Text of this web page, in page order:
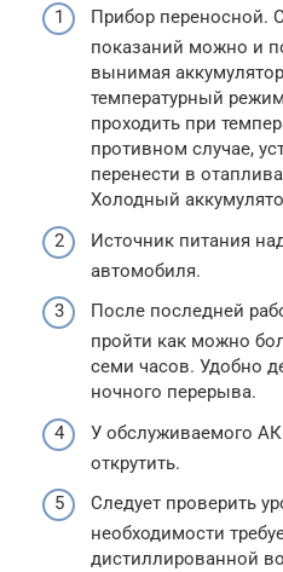
Прибор переносной.
показаний можно и
вынимая
температурный
проходить при
противном случае,
перенести в
Холодный
Источник питания
автомобиля.
После последней
пройти как можно
семи часов. Удобно
ночного перерыва.
У обслуживаемого
открутить.
Следует проверить
необходимости
дистиллированной